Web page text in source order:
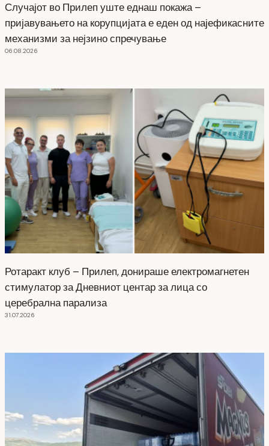
Случајот во Прилеп уште еднаш покажа –
пријавувањето на корупцијата е еден од најефикасните
механизми за нејзино спречување
06.08.2026
Ротаракт клуб – Прилеп, донираше електромагнетен
стимулатор за Дневниот центар за лица со
церебрална парализа
31.07.2026